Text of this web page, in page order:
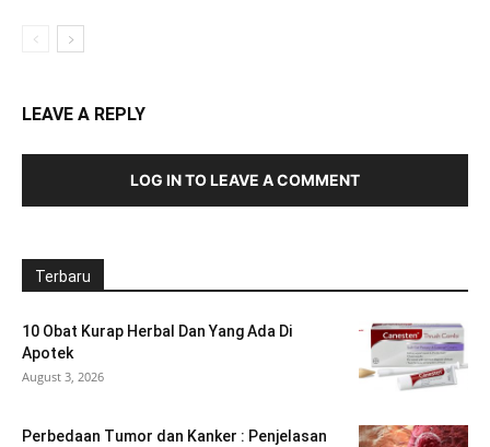
LEAVE A REPLY
LOG IN TO LEAVE A COMMENT
Terbaru
10 Obat Kurap Herbal Dan Yang Ada Di
Apotek
August 3, 2026
Perbedaan Tumor dan Kanker : Penjelasan